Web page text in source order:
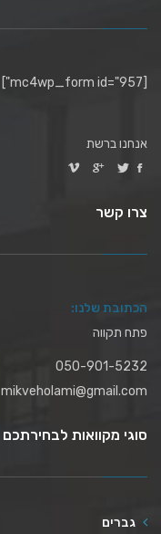
[mc4wp_form id="957"]
אנחנו ברשת
צרו קשר
הכתובת שלנו:
פתח תקווה
050-901-5232
mikveholami@gmail.com
סוגי מקוואות לבחירתכם
גברים